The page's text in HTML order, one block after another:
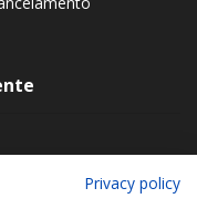
Privacy policy